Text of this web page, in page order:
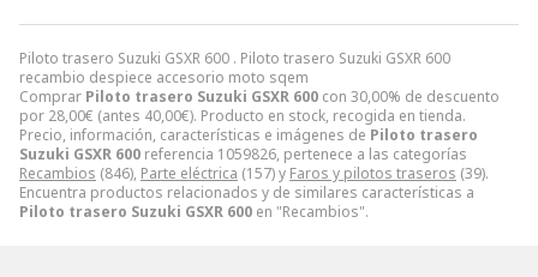
Piloto trasero Suzuki GSXR 600 . Piloto trasero Suzuki GSXR 600
recambio despiece accesorio moto sqem
Comprar Piloto trasero Suzuki GSXR 600 con 30,00% de descuento
por 28,00€ (antes 40,00€). Producto en stock, recogida en tienda.
Precio, información, características e imágenes de Piloto trasero
Suzuki GSXR 600 referencia 1059826, pertenece a las categorías
Recambios (846), Parte eléctrica (157) y Faros y pilotos traseros (39).
Encuentra productos relacionados y de similares características a
Piloto trasero Suzuki GSXR 600 en "Recambios".